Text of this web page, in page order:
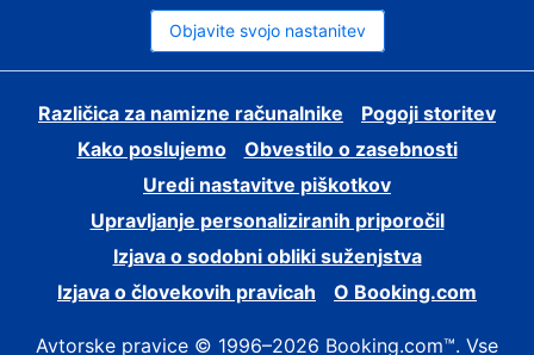
Objavite svojo nastanitev
Različica za namizne računalnike
Pogoji storitev
Kako poslujemo
Obvestilo o zasebnosti
Uredi nastavitve piškotkov
Upravljanje personaliziranih priporočil
Izjava o sodobni obliki suženjstva
Izjava o človekovih pravicah
O Booking.com
Avtorske pravice © 1996–2026 Booking.com™. Vse